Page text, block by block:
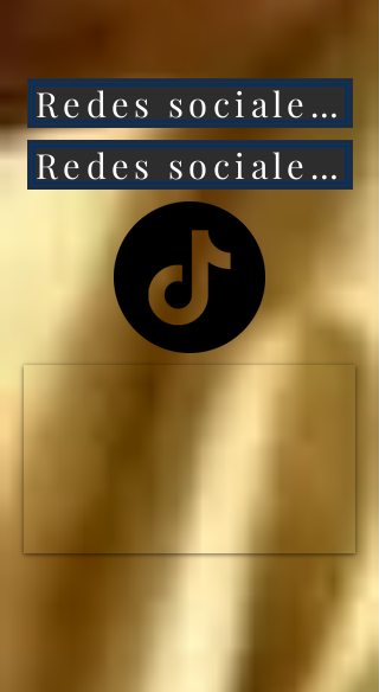
Unidos caerá aún más
rápido.
NO HAY MANERA de
que Estados Unidos
siga siendo la primera
potencia mundial... y el
ESTADOUNIDENSE
no durará ni una
fracción de lo que duró
el imperio romano
ataquen, pero si nos
Redes sociales 1
Redes sociales 2